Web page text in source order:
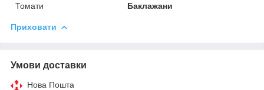
Томати
Баклажани
Приховати
Умови доставки
Нова Пошта